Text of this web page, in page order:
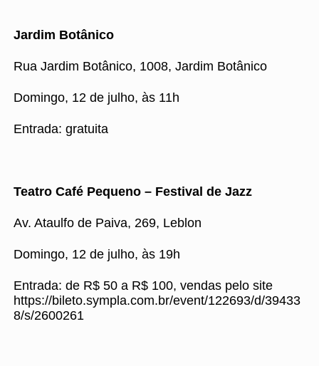
Jardim Botânico
Rua Jardim Botânico, 1008, Jardim Botânico
Domingo, 12 de julho, às 11h
Entrada: gratuita
Teatro Café Pequeno – Festival de Jazz
Av. Ataulfo de Paiva, 269, Leblon
Domingo, 12 de julho, às 19h
Entrada: de R$ 50 a R$ 100, vendas pelo site
https://bileto.sympla.com.br/event/122693/d/39433
8/s/2600261